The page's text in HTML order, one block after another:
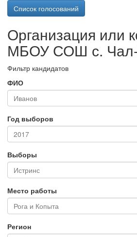
Список голосований
Организация или
МБОУ СОШ с.
Фильтр кандидатов
ФИО
Год выборов
Выборы
Место работы
Регион